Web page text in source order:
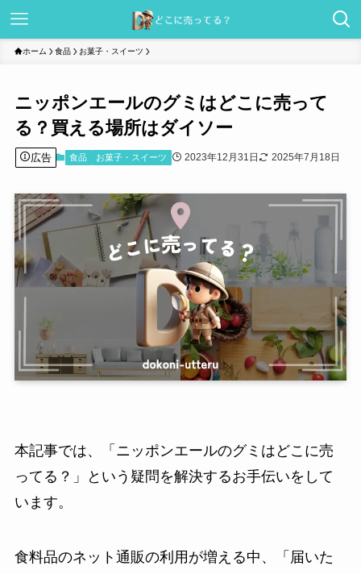
ホーム 食品 お菓子・スイーツ
ニッポンエールのグミはどこに売って
る？買える場所はダイソー
広告 食品 お菓子・スイーツ 2023年12月31日 2025年7月18日
本記事では、「ニッポンエールのグミはどこに売
ってる？」という疑問を解決するお手伝いをして
います。
食料品のネット通販の利用が増える中、「届いた